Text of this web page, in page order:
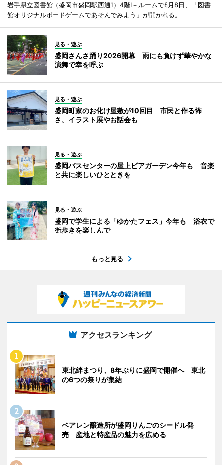
岩手県立図書館（盛岡市盛岡駅西通1）4階I－ルームで8月8日、「図書
館オリジナルボードゲームであそんでみよう」が開かれる。
見る・遊ぶ
盛岡さんさ踊り2026開幕 雨にも負けず華やかな
演舞で幸を呼ぶ
見る・遊ぶ
盛岡町家のお化け屋敷が10回目 市民と作る怖
さ、イラスト展やお話会も
見る・遊ぶ
盛岡バスセンターの屋上ビアガーデン今年も 音楽
と共に楽しいひとときを
見る・遊ぶ
盛岡で学生による「ゆかたフェス」今年も 浴衣で
街歩きを楽しんで
もっと見る
アクセスランキング
東北絆まつり、8年ぶりに盛岡で開催へ 東北
の6つの祭りが集結
ベアレン醸造所が盛岡りんごのシードル発
売 産地と特産品の魅力を広める